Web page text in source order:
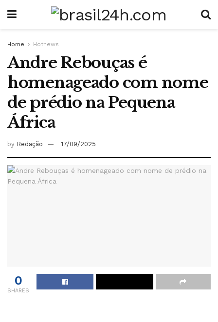
Home Hotnews
Andre Rebouças é
homenageado com nome
de prédio na Pequena
África
by Redação 17/09/2025
0
SHARES